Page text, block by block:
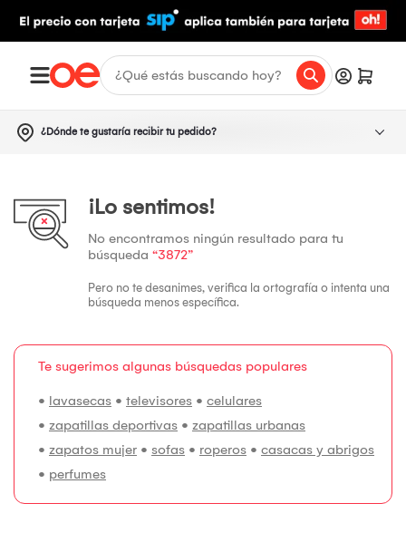
¿Dónde te gustaría recibir tu pedido?
¡Lo sentimos!
No encontramos ningún resultado para tu
búsqueda “3872”
Pero no te desanimes, verifica la ortografía o intenta una
búsqueda menos específica.
Te sugerimos algunas búsquedas populares
• lavasecas • televisores • celulares
• zapatillas deportivas • zapatillas urbanas
• zapatos mujer • sofas • roperos • casacas y abrigos
• perfumes